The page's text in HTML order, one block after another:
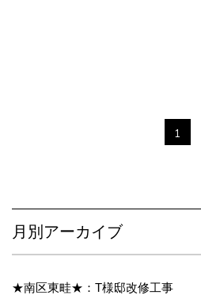
1
月別アーカイブ
★南区東畦★：T様邸改修工事